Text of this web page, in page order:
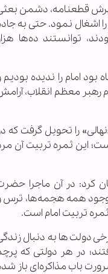
قطعنامه، دشمن
اشغال نمود. حتی به
توانستند ده‌ها
امام را ندیده بودیم
رهبر معظم انقلاب،
را تحویل گرفت که
این ثمره تربیت آن
کرد: در آن ماجرا
همه هجمه‌ها، ترس
تربیت امام است.
دولت‌ها به دنبال
در هر دولتی که
باب مذاکره‌ای باز